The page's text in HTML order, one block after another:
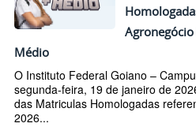
Médio
O Instituto Federal Goiano –
segunda-feira, 19 de janeiro de
das Matriculas Homologadas
2026...